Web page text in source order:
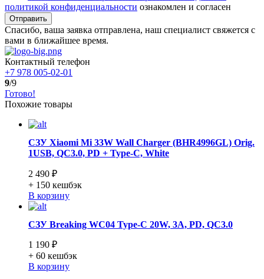
политикой конфиденциальности ознакомлен и согласен
Отправить
Спасибо, ваша заявка отправлена, наш специалист свяжется с
вами в ближайшее время.
Контактный телефон
+7 978 005-02-01
9/9
Готово!
Похожие товары
СЗУ Xiaomi Mi 33W Wall Charger (BHR4996GL) Orig.
1USB, QC3.0, PD + Type-C, White
2 490 ₽
+ 150 кешбэк
В корзину
СЗУ Breaking WC04 Type-C 20W, 3A, PD, QC3.0
1 190 ₽
+ 60 кешбэк
В корзину